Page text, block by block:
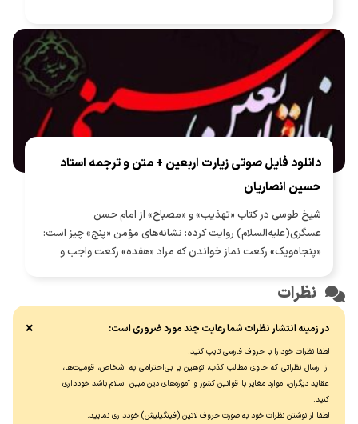
دانلود فایل صوتی زیارت اربعین + متن و ترجمه استاد
حسین انصاریان
شیخ طوسی در کتاب «تهذیب» و «مصباح» از امام حسن
عسگری(علیه‌السلام) روایت کرده: نشانه‌های مؤمن «پنج» چیز است:
«پنجاه‌ویک» رکعت نماز خواندن که مراد «هفده» رکعت واجب و
اربعین و انگشتر به دست راست کردن و پیشانی را در سجده بر خاک
نهادن و بلند گفتن «بِسْمِ اللّٰهِ الرَّحْمٰنِ الرَّحیِمِ».
نظرات
در زمینه انتشار نظرات شما رعایت چند مورد ضروری است:
لطفا نظرات خود را با حروف فارسی تایپ کنید.
از ارسال نظراتی که حاوی مطالب کذب، توهین یا بی‌احترامی به اشخاص، قومیت‌ها،
عقاید دیگران، موارد مغایر با قوانین کشور و آموزه‌های دین مبین اسلام باشد خودداری
کنید.
لطفا از نوشتن نظرات خود به صورت حروف لاتین (فینگیلیش) خودداری نماييد.
×